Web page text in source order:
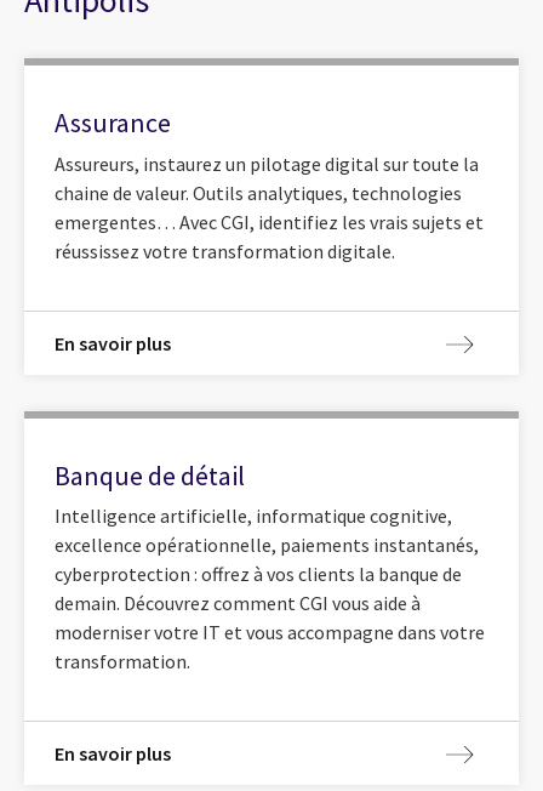
Assurance
Assureurs, instaurez un pilotage digital sur toute la
chaine de valeur. Outils analytiques, technologies
emergentes… Avec CGI, identifiez les vrais sujets et
réussissez votre transformation digitale.
En savoir plus
Banque de détail
Intelligence artificielle, informatique cognitive,
excellence opérationnelle, paiements instantanés,
cyberprotection : offrez à vos clients la banque de
demain. Découvrez comment CGI vous aide à
moderniser votre IT et vous accompagne dans votre
transformation.
En savoir plus